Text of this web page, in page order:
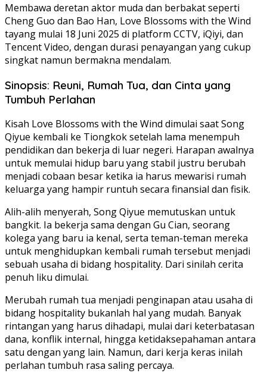
Membawa deretan aktor muda dan berbakat seperti
Cheng Guo dan Bao Han, Love Blossoms with the Wind
tayang mulai 18 Juni 2025 di platform CCTV, iQiyi, dan
Tencent Video, dengan durasi penayangan yang cukup
singkat namun bermakna mendalam.
Sinopsis: Reuni, Rumah Tua, dan Cinta yang
Tumbuh Perlahan
Kisah Love Blossoms with the Wind dimulai saat Song
Qiyue kembali ke Tiongkok setelah lama menempuh
pendidikan dan bekerja di luar negeri. Harapan awalnya
untuk memulai hidup baru yang stabil justru berubah
menjadi cobaan besar ketika ia harus mewarisi rumah
keluarga yang hampir runtuh secara finansial dan fisik.
Alih-alih menyerah, Song Qiyue memutuskan untuk
bangkit. Ia bekerja sama dengan Gu Cian, seorang
kolega yang baru ia kenal, serta teman-teman mereka
untuk menghidupkan kembali rumah tersebut menjadi
sebuah usaha di bidang hospitality. Dari sinilah cerita
penuh liku dimulai.
Merubah rumah tua menjadi penginapan atau usaha di
bidang hospitality bukanlah hal yang mudah. Banyak
rintangan yang harus dihadapi, mulai dari keterbatasan
dana, konflik internal, hingga ketidaksepahaman antara
satu dengan yang lain. Namun, dari kerja keras inilah
perlahan tumbuh rasa saling percaya.